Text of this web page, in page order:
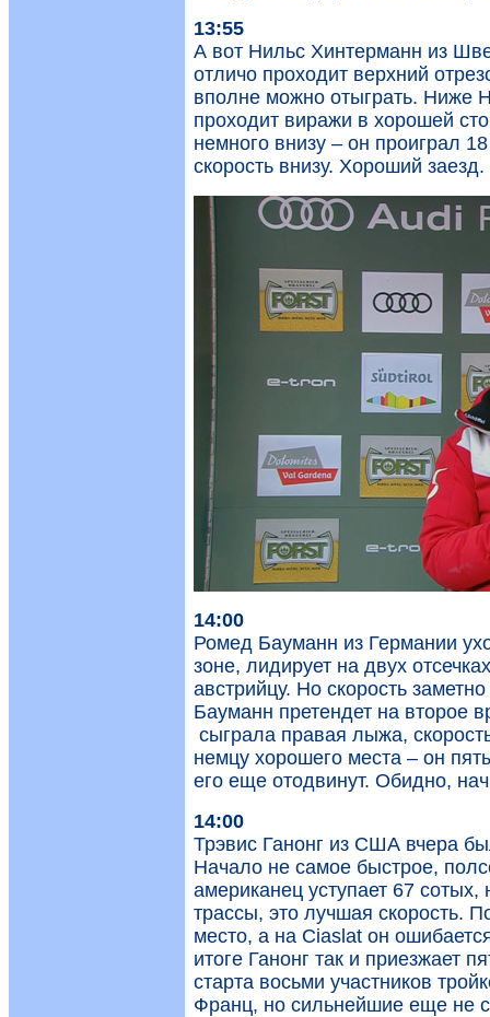
13:55
А вот Нильс Хинтерманн из
отличо проходит верхний
вполне можно отыграть. Ниже
проходит виражи в хорошей
немного внизу – он проиграл
скорость внизу. Хороший заезд.
14:00
Ромед Бауманн из Германии
зоне, лидирует на двух
австрийцу. Но скорость
Бауманн претендет на второе
сыграла правая лыжа,
немцу хорошего места – он
его еще отодвинут. Обидно,
14:00
Трэвис Ганонг из США вчера
Начало не самое быстрое,
американец уступает 67
трассы, это лучшая скорость.
место, а на Ciaslat он
итоге Ганонг так и приезжает
старта восьми участников
Франц, но сильнейшие еще не